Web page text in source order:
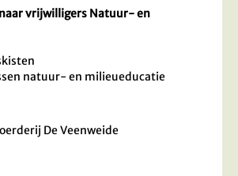
vrijwilligers Natuur- en
natuur- en milieueducatie
De Veenweide